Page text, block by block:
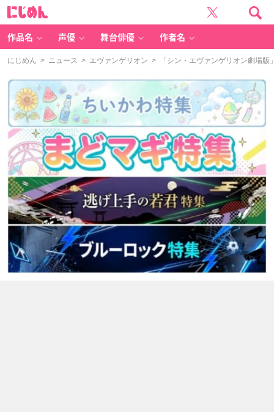
作品名 声優 舞台俳優 作者名
にじめん > ニュース > エヴァンゲリオン > 「シン・エヴァンゲリオン劇場版